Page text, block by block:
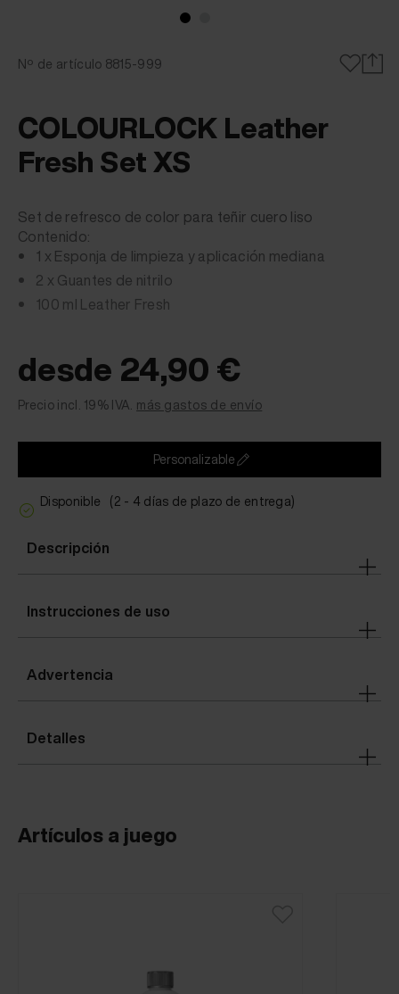
Nº de artículo 8815-999
COLOURLOCK Leather
Fresh Set XS
Set de refresco de color para teñir cuero liso
Contenido:
1 x Esponja de limpieza y aplicación mediana
2 x Guantes de nitrilo
100 ml Leather Fresh
desde 24,90 €
Precio incl. 19% IVA. más gastos de envío
Personalizable
Disponible (2 - 4 días de plazo de entrega)
Descripción
Instrucciones de uso
Advertencia
Detalles
Artículos a juego